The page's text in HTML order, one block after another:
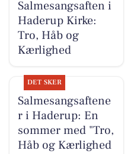
Salmesangsaften i
Haderup Kirke:
Tro, Håb og
Kærlighed
DET SKER
Salmesangsaftene
r i Haderup: En
sommer med "Tro,
Håb og Kærlighed